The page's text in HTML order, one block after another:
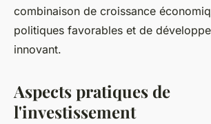
combinaison de croissance
politiques favorables et de
innovant.
Aspects pratiques de
l'investissement